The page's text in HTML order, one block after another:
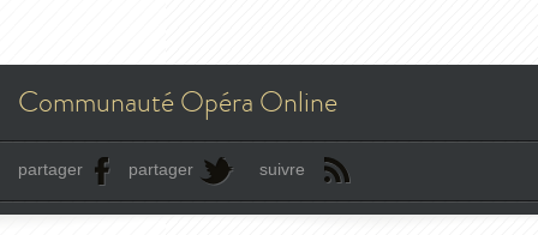
Communauté Opéra Online
partager partager suivre